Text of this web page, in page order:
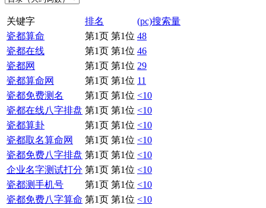
关键字 排名
(pc)搜索量
瓷都算命
第1页 第1位 48
瓷都在线
第1页 第1位 46
瓷都网
第1页 第1位 29
瓷都算命网
第1页 第1位 11
瓷都免费测名
第1页 第1位 <10
瓷都在线八字排盘 第1页 第1位 <10
瓷都算卦
第1页 第1位 <10
瓷都取名算命网
第1页 第1位 <10
瓷都免费八字排盘 第1页 第1位 <10
企业名字测试打分 第1页 第1位 <10
瓷都测手机号
第1页 第1位 <10
瓷都免费八字算命 第1页 第1位 <10